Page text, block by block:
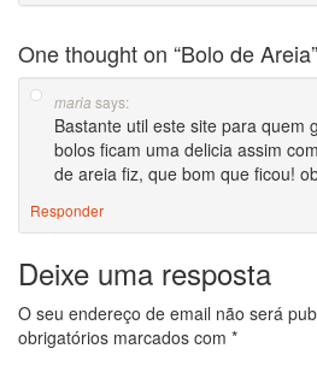
One thought on “Bolo de Areia”
maria says:
Bastante util este site para quem
bolos ficam uma delicia assim
de areia fiz, que bom que ficou!
Responder
Deixe uma resposta
O seu endereço de email não será
obrigatórios marcados com *